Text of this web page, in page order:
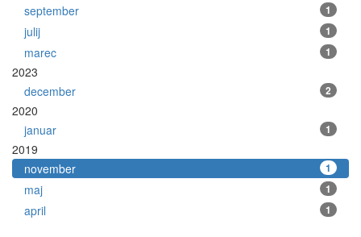
september
1
julij 1
marec 1
2023
december
2
2020
januar
1
2019
november
1
maj 1
april 1